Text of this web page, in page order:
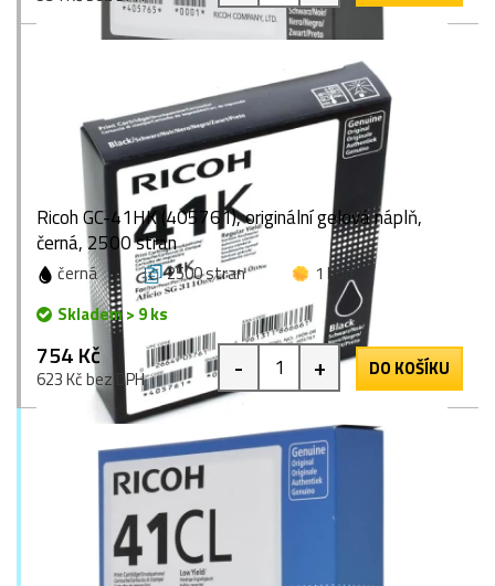
Ricoh GC-41HK (405761), originální gelová náplň,
černá, 2500 stran
černá 2500 stran
1 bod
Skladem > 9 ks
754 Kč
623 Kč bez DPH - + DO KOŠÍKU